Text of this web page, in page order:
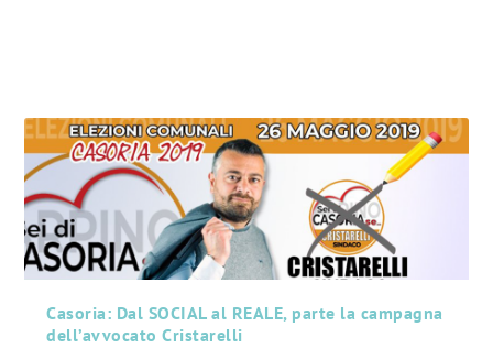
Casoria: Dal SOCIAL al REALE, parte la campagna
dell’avvocato Cristarelli